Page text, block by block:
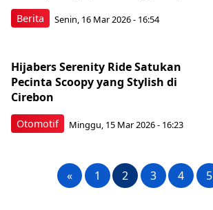
Berita Senin, 16 Mar 2026 - 16:54
Otomotif
Hijabers Serenity Ride Satukan
Pecinta Scoopy yang Stylish di
Cirebon
Minggu, 15 Mar 2026 - 16:23
« 1 2 3 4 5